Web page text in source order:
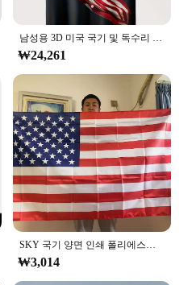
남성용 3D 미국 국기 및 독수리 그래픽 프린트 셔츠, 하와이안 스타일 반팔 비치 셔츠, 캐주얼 재미용 여름
₩24,261
SKY 국기 양면 인쇄 폴리에스터 별과 줄무늬 미국 미국 국기, 고품질 미국 국기, 90X150CM
₩3,014